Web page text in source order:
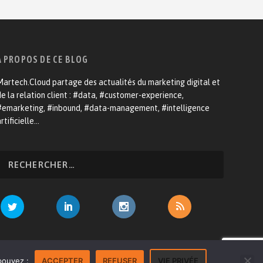
PROPOS DE CE BLOG
partage des actualités du marketing digital et
la relation client : #data, #customer-experience,
#inbound, #data-management, #intelligence
annonceur Mentions légales Contact
: ACCEPTER REFUSER VIE PRIVÉE